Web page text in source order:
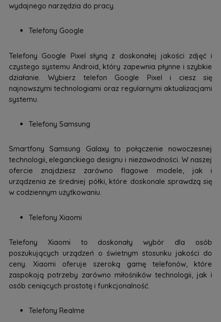
wydajnego narzędzia do pracy.
Telefony Google
Telefony Google Pixel słyną z doskonałej jakości zdjęć i
czystego systemu Android, który zapewnia płynne i szybkie
działanie. Wybierz telefon Google Pixel i ciesz się
najnowszymi technologiami oraz regularnymi aktualizacjami
systemu.
Telefony Samsung
Smartfony Samsung Galaxy to połączenie nowoczesnej
technologii, eleganckiego designu i niezawodności. W naszej
ofercie znajdziesz zarówno flagowe modele, jak i
urządzenia ze średniej półki, które doskonale sprawdzą się
w codziennym użytkowaniu.
Telefony Xiaomi
Telefony Xiaomi to doskonały wybór dla osób
poszukujących urządzeń o świetnym stosunku jakości do
ceny. Xiaomi oferuje szeroką gamę telefonów, które
zaspokoją potrzeby zarówno miłośników technologii, jak i
osób ceniących prostotę i funkcjonalność.
Telefony Realme